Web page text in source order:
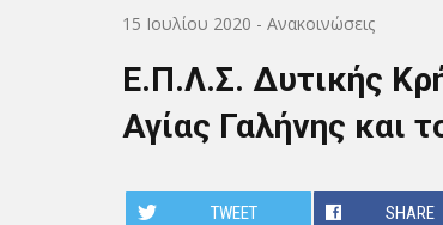
15 Ιουλίου 2020 - Ανακοινώσεις
Ε.Π.Λ.Σ. Δυτικής
Αγίας Γαλήνης και
TWEET SHARE